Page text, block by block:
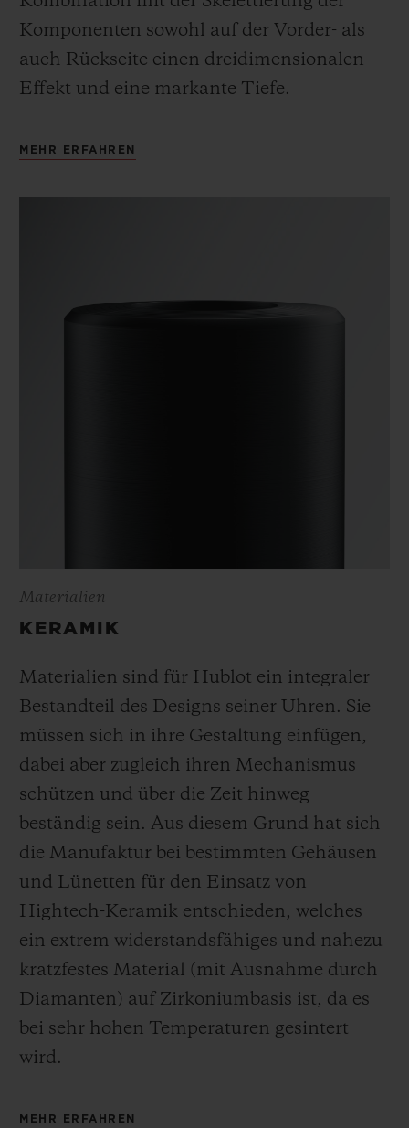
Komponenten sowohl auf der Vorder- als
auch Rückseite einen dreidimensionalen
Effekt und eine markante Tiefe.
MEHR ERFAHREN
Materialien
KERAMIK
Materialien sind für Hublot ein integraler
Bestandteil des Designs seiner Uhren. Sie
müssen sich in ihre Gestaltung einfügen,
dabei aber zugleich ihren Mechanismus
schützen und über die Zeit hinweg
beständig sein. Aus diesem Grund hat sich
die Manufaktur bei bestimmten Gehäusen
und Lünetten für den Einsatz von
Hightech-Keramik entschieden, welches
ein extrem widerstandsfähiges und nahezu
kratzfestes Material (mit Ausnahme durch
Diamanten) auf Zirkoniumbasis ist, da es
bei sehr hohen Temperaturen gesintert
wird.
MEHR ERFAHREN